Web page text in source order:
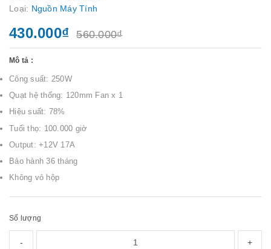
Loại: Nguồn Máy Tính
430.000₫ 560.000₫
Mô tả :
Công suất: 250W
Quạt hệ thống: 120mm Fan x 1
Hiệu suất: 78%
Tuổi thọ: 100.000 giờ
Output: +12V 17A
Bảo hành 36 tháng
Không vỏ hộp
Số lượng
- +